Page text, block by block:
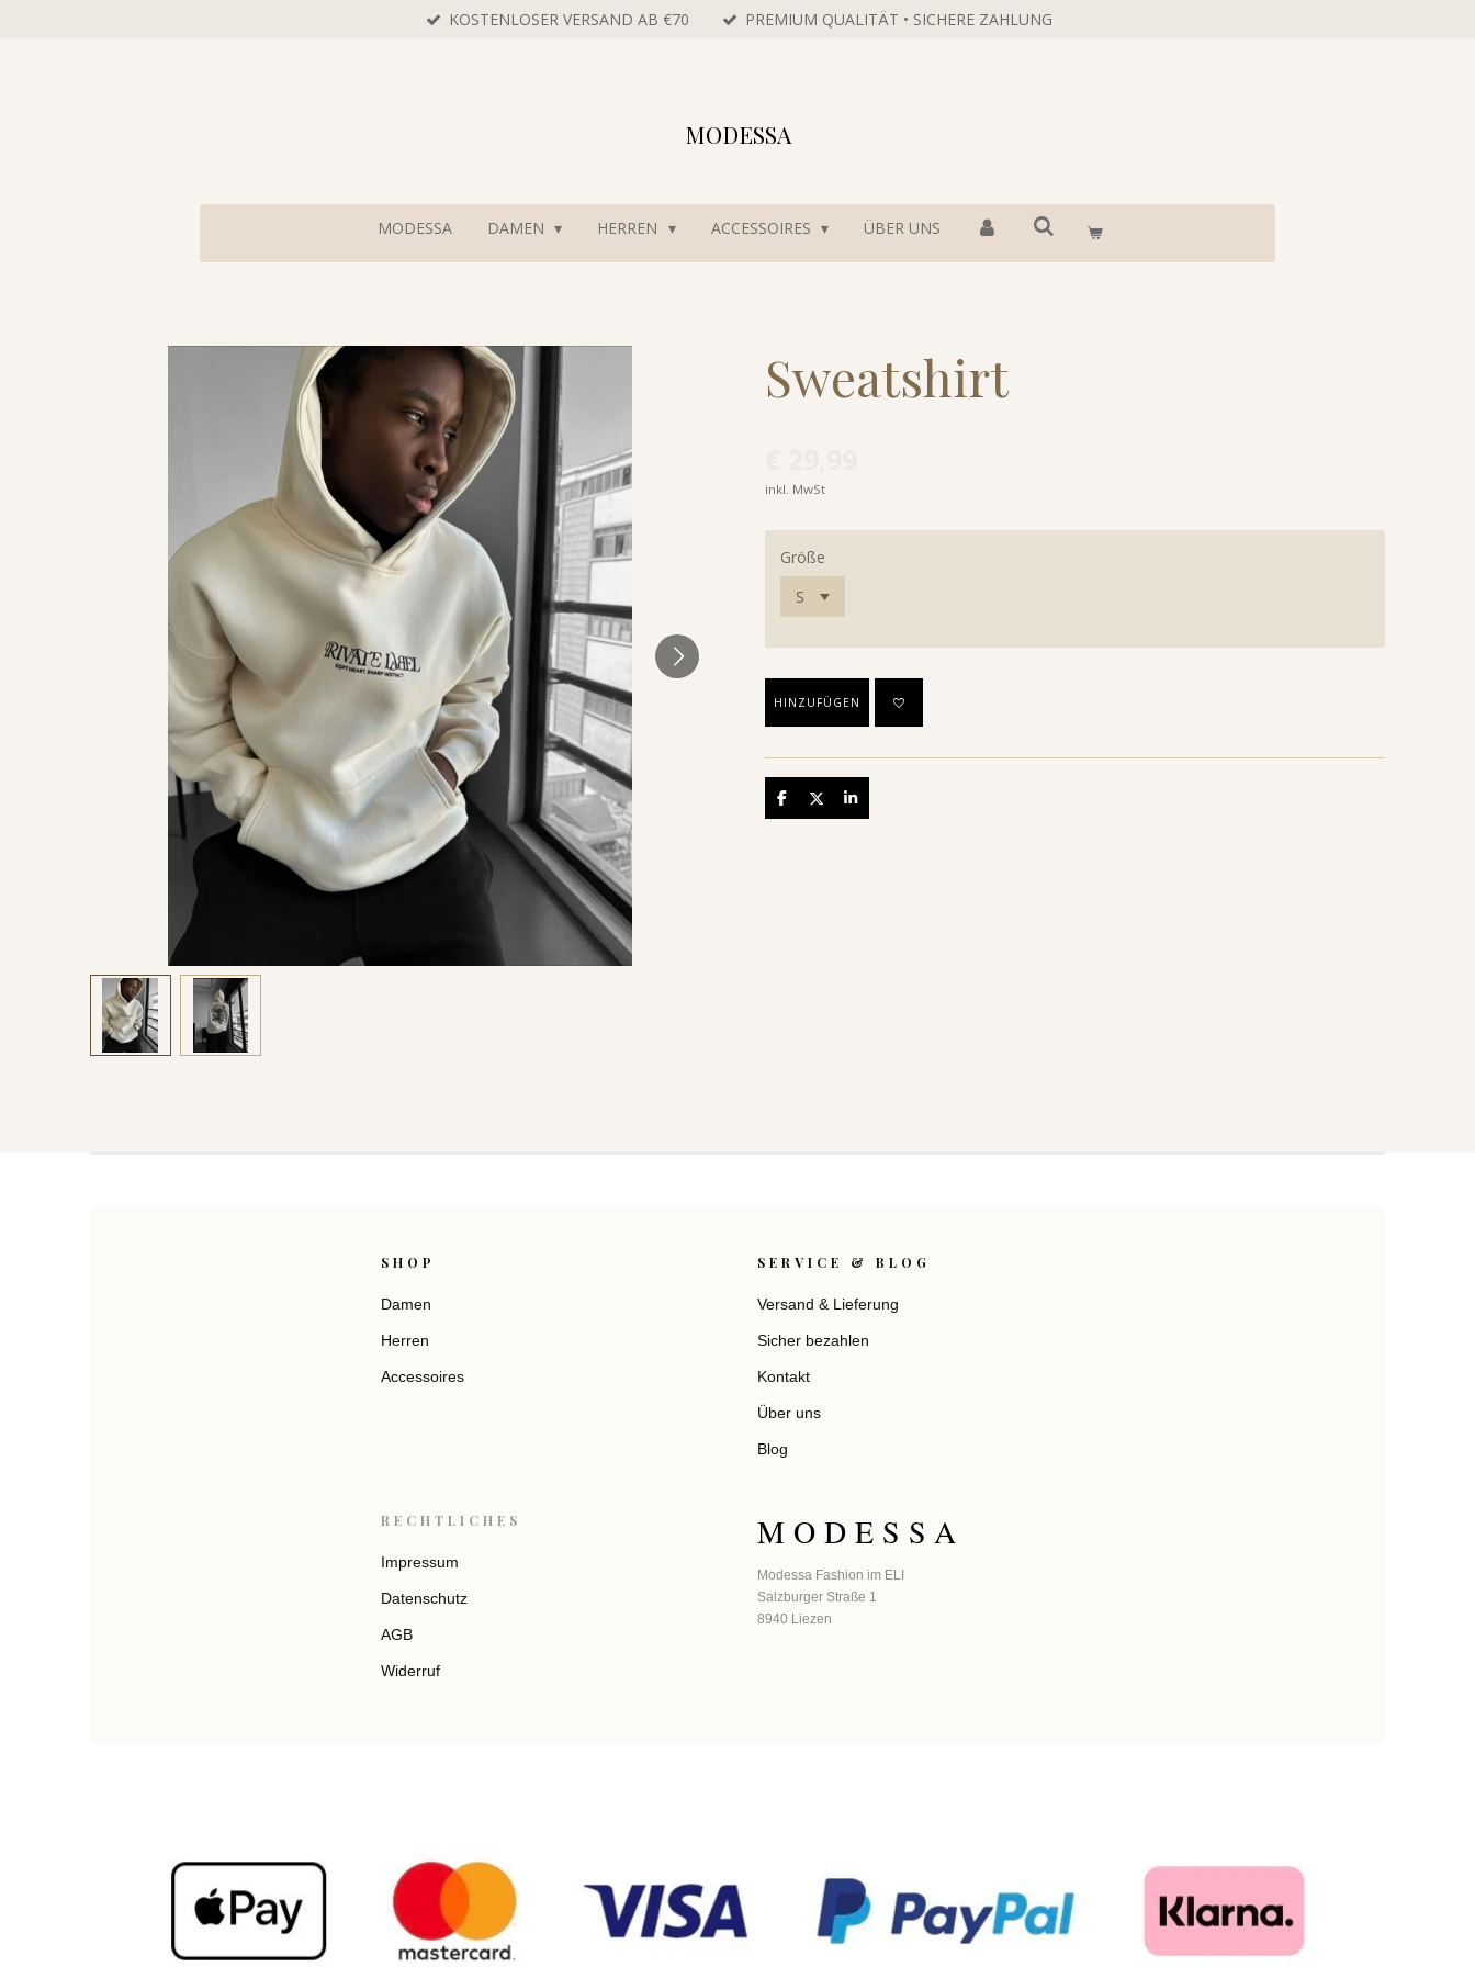
KOSTENLOSER VERSAND AB €70 PREMIUM QUALITÄT • SICHERE ZAHLUNG
MODESSA
MODESSA DAMEN HERREN ACCESSOIRES ÜBER UNS
Sweatshirt
inkl. MwSt
Größe
HINZUFÜGEN
TeilenTeilenTeilen
SHOP
Damen
Herren
Accessoires
SERVICE & BLOG
Versand & Lieferung
Sicher bezahlen
Kontakt
Über uns
Blog
RECHTLICHES
Impressum
Datenschutz
AGB
Widerruf
MODESSA
Modessa Fashion im ELI
Salzburger Straße 1
8940 Liezen